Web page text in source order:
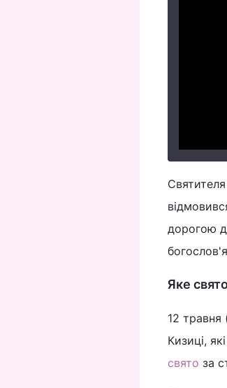
дорогою
Яке
12 травня
Кизиці,
свято за